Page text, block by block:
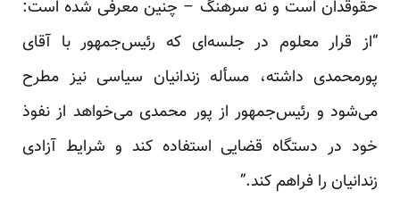
حقوقدان است و نه سرهنگ – چنین معرفی شده است:
“از قرار معلوم در جلسه‌ای که رئیس‌جمهور با آقای
پورمحمدی داشته، مسأله زندانیان سیاسی نیز مطرح
می‌شود و رئیس‌جمهور از پور محمدی می‌خواهد از نفوذ
خود در دستگاه قضایی استفاده کند و شرایط آزادی
زندانیان را فراهم کند.”